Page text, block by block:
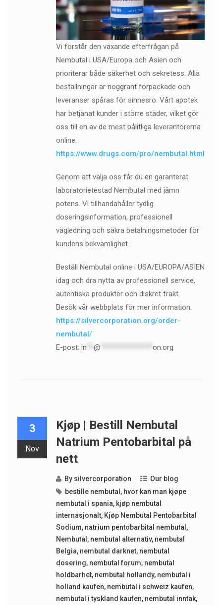
Vi förstår den växande efterfrågan på
Nembutal i USA/Europa och Asien och
prioriterar både säkerhet och sekretess. Alla
beställningar är noggrant förpackade och
leveranser spåras för sinnesro. Vårt apotek
har betjänat kunder i större städer, vilket gör
oss till en av de mest pålitliga leverantörerna
online.
https://www.drugs.com/pro/nembutal.html
Genom att välja oss får du en garanterat
laboratorietestad Nembutal med jämn
potens. Vi tillhandahåller tydlig
doseringsinformation, professionell
vägledning och säkra betalningsmetoder för
kundens bekvämlighet.
Beställ Nembutal online i USA/EUROPA/ASIEN
idag och dra nytta av professionell service,
autentiska produkter och diskret frakt.
Besök vår webbplats för mer information.
https://silvercorporation.org/order-
nembutal/
E-post: in @ on.org
3
Nov
Kjøp | Bestill Nembutal
Natrium Pentobarbital på
nett
By silvercorporation
Our blog
bestille nembutal , hvor kan man kjøpe
nembutal i spania, kjøp nembutal
internasjonalt, Kjøp Nembutal Pentobarbital
Sodium, natrium pentobarbital nembutal ,
Nembutal , nembutal alternativ, nembutal
Belgia, nembutal darknet, nembutal
dosering, nembutal forum, nembutal
holdbarhet, nembutal hollandy, nembutal i
holland kaufen, nembutal i schweiz kaufen,
nembutal i tyskland kaufen, nembutal inntak,